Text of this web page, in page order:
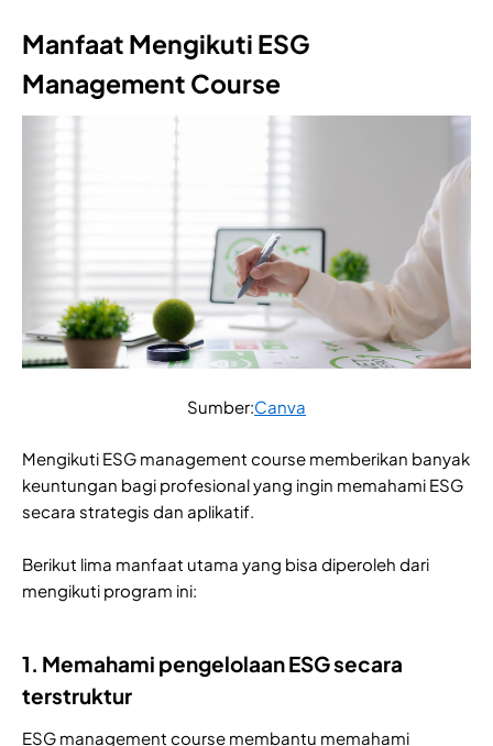
Manfaat Mengikuti ESG
Management Course
Sumber:Canva
Mengikuti ESG management course memberikan banyak
keuntungan bagi profesional yang ingin memahami ESG
secara strategis dan aplikatif.
Berikut lima manfaat utama yang bisa diperoleh dari
mengikuti program ini:
1. Memahami pengelolaan ESG secara
terstruktur
ESG management course membantu memahami